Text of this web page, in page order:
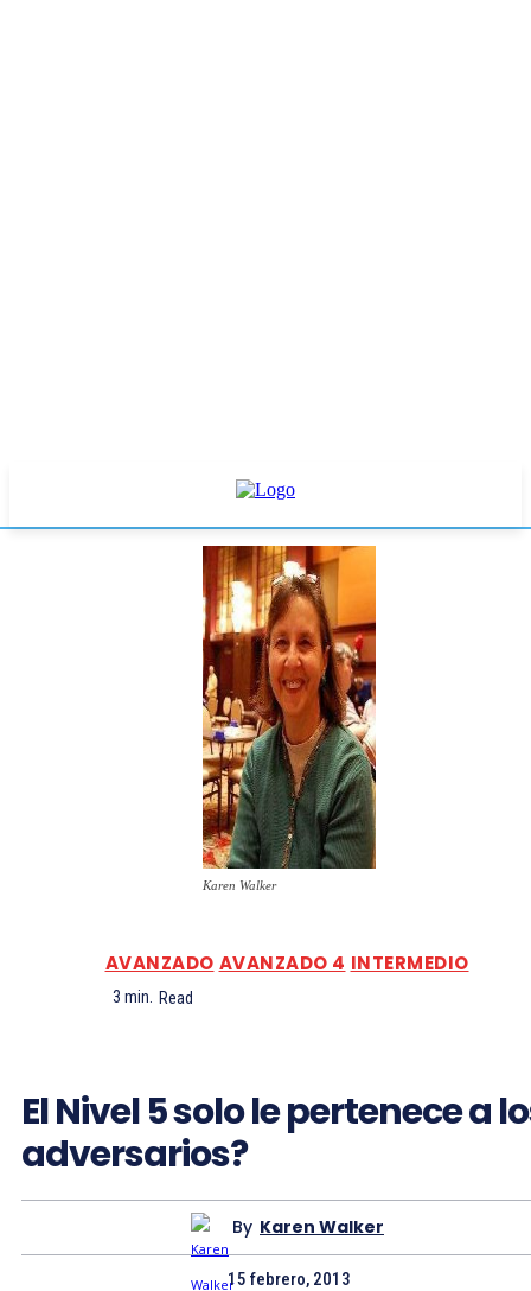
Karen Walker
AVANZADO AVANZADO 4 INTERMEDIO
3 min. Read
El Nivel 5 solo le pertenece a
adversarios?
By Karen Walker
15 febrero, 2013